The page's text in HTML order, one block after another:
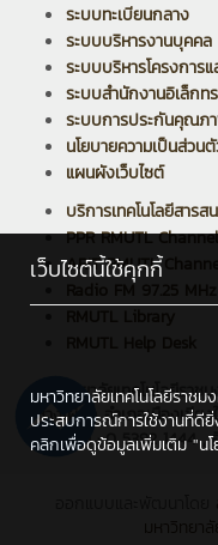
ระบบทะเบียนกลาง
ระบบบริหารงานบุคคล
ระบบบริหารโครงการ
ระบบสำนักงานอิเล็กท
ระบบการประกันคุณภ
นโยบายความเป็นส่วน
แผนผังเว็บไซต์
บริการเทคโนโลยีสารส
PPR RMUTL Channel
ARIT RMUTL Channel
Radio FM 97.25 MHz
มหาวิทยาลัยเทคโนโลยีราช
ช้างเผือก อำเภอเมืองเชีย
โทรศัพท์ : 0 5392 1444 ,
เว็บไซต์นี้ใช้คุกกี้
มหาวิทยาลัยเทคโนโลยีราชม
ประสบการณ์การใช้งานที่ดี
คลิกเพื่อดูข้อมูลเพิ่มเติม "น